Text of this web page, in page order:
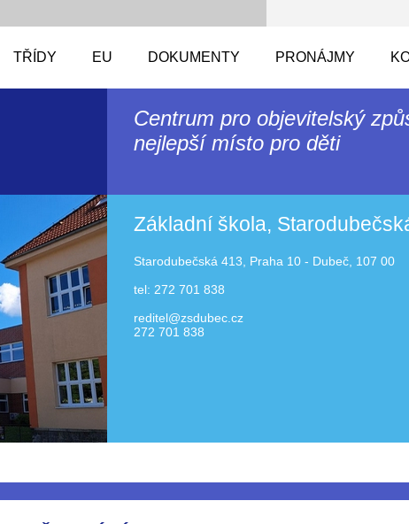
TŘÍDY EU DOKUMENTY PRONÁJMY
Centrum pro objevitelský
nejlepší místo pro děti
Základní škola,
Starodubečská 413, Praha 10 - Dubeč, 107 00
tel: 272 701 838
reditel@zsdubec.cz
272 701 838